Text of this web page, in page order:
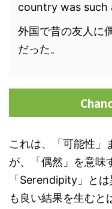
country was such
外国で昔の友人に
だった。
これは、「可能性」
が、「偶然」を意味
「Serendipity」と
も良い結果を生むと